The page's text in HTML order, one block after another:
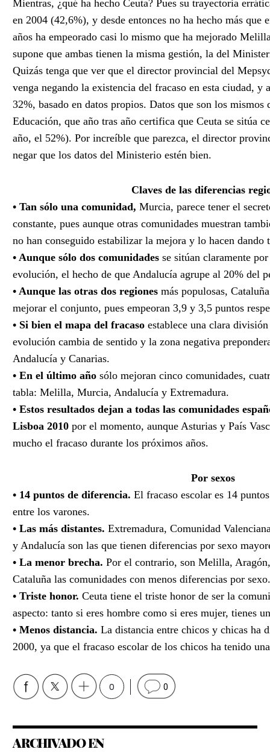
Mientras, ¿qué ha hecho Ceuta? Pues su trayectoria
en 2004 (42,6%), y desde entonces no ha hecho más que
años ha empeorado casi lo mismo que ha mejorado
supone que ambas tienen la misma gestión, la del
Quizás tenga que ver que el director provincial del
venga negando la existencia del fracaso en esta ciudad, y
32%, basado en datos propios. Datos que son los
Educación, que año tras año certifica que Ceuta se sitúa
año, el 52%). Por increíble que parezca, el director
negar que los datos del Ministerio estén bien.
Claves de las diferencias
• Tan sólo una comunidad, Murcia, parece tener el
constante, pues aunque otras comunidades muestran
no han conseguido estabilizar la mejora y lo hacen dando
• Aunque sólo dos comunidades se sitúan claramente
evolución, el hecho de que Andalucía agrupe al 20% del
• Aunque las otras dos regiones más populosas,
mejorar el conjunto, pues empeoran 3,9 y 3,5 puntos
• Si bien el mapa del fracaso establece una clara
evolución cambia de sentido y la zona negativa
Andalucía y Canarias.
• En el último año sólo mejoran cinco comunidades,
tabla: Melilla, Murcia, Andalucía y Extremadura.
• Estos resultados dejan a todas las comunidades
Lisboa 2010 por el momento, aunque Asturias y País
mucho el fracaso durante los próximos años.
Por sexos
• 14 puntos de diferencia. El fracaso escolar es 14
entre los varones.
• Las más distantes. Extremadura, Comunidad
y Andalucía son las que tienen diferencias por sexo
• La menor brecha. Por el contrario, son Melilla,
Cataluña las comunidades con menos diferencias por sexo.
• Triste honor. Ceuta tiene el triste honor de ser la
aspecto: tanto si eres hombre como si eres mujer, tienes
• Menos distancia. La distancia entre chicos y chicas ha
2000, ya que el fracaso escolar de los chicos ha tenido
0 0
ARCHIVADO EN